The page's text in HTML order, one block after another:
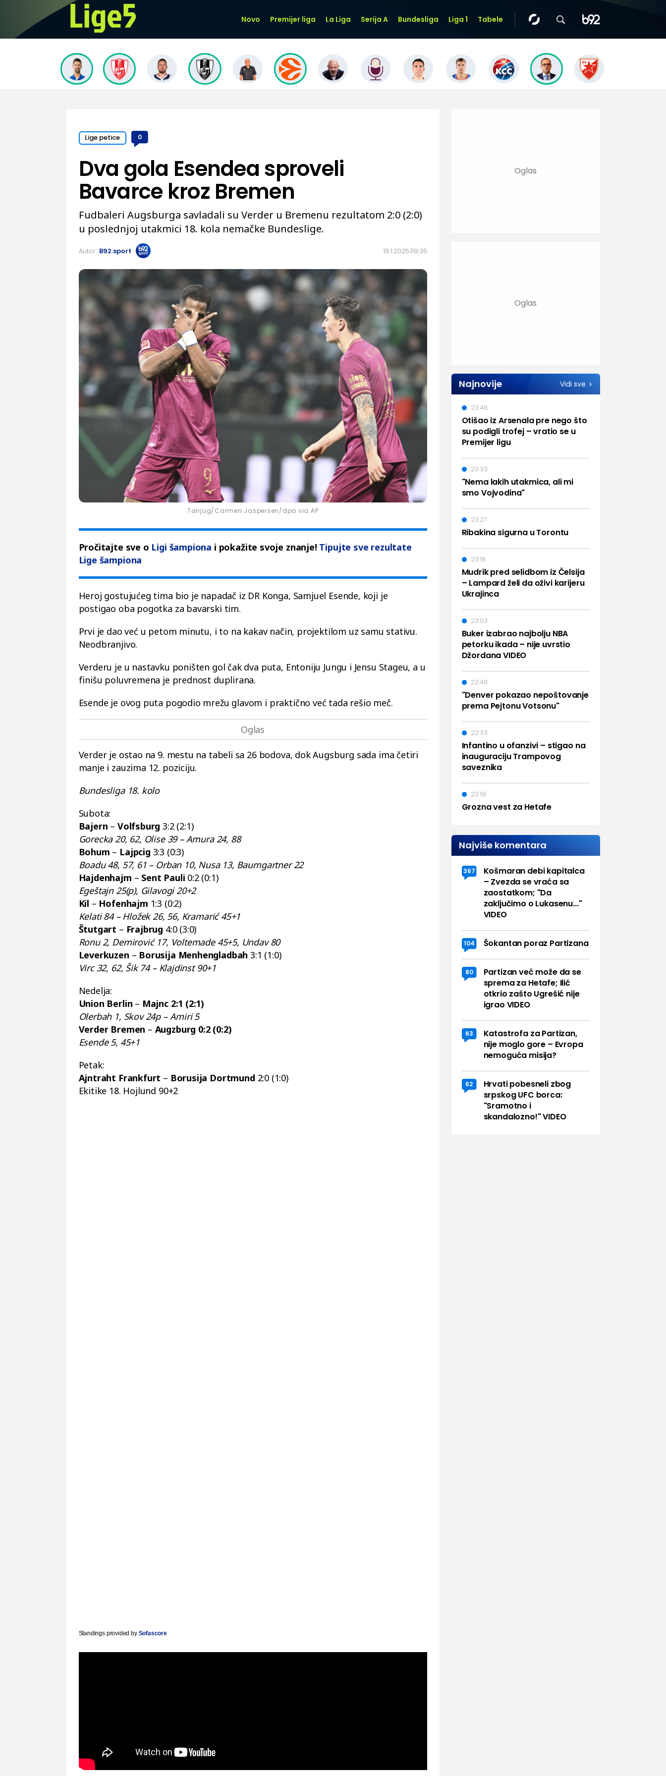
Novo Premijer liga La Liga Serija A Bundesliga Liga 1 Tabele
Lige petice 0
19.1.2025. 19:35
Dva gola Esendea sproveli
Bavarce kroz Bremen
Fudbaleri Augsburga savladali su Verder u Bremenu rezultatom 2:0 (2:0)
u poslednjoj utakmici 18. kola nemačke Bundeslige.
Autor: B92.sport
Tanjug/Carmen Jaspersen/dpa via AP
Pročitajte sve o Ligi šampiona i pokažite svoje znanje! Tipujte sve rezultate
Lige šampiona
Heroj gostujućeg tima bio je napadač iz DR Konga, Samjuel Esende, koji je
postigao oba pogotka za bavarski tim.
Prvi je dao već u petom minutu, i to na kakav način, projektilom uz samu stativu.
Neodbranjivo.
Verderu je u nastavku poništen gol čak dva puta, Entoniju Jungu i Jensu Stageu, a u
finišu poluvremena je prednost duplirana.
Esende je ovog puta pogodio mrežu glavom i praktično već tada rešio meč.
Verder je ostao na 9. mestu na tabeli sa 26 bodova, dok Augsburg sada ima četiri
manje i zauzima 12. poziciju.
Bundesliga 18. kolo
Subota:
Bajern – Volfsburg3:2 (2:1)
Gorecka 20, 62, Olise 39 – Amura 24, 88
Bohum – Lajpcig 3:3 (0:3)
Boadu 48, 57, 61 – Orban 10, Nusa 13, Baumgartner 22
Hajdenhajm – Sent Pauli 0:2 (0:1)
Egeštajn 25(p), Gilavogi 20+2
Kil – Hofenhajm 1:3 (0:2)
Kelati 84 – Hložek 26, 56, Kramarić 45+1
Štutgart – Frajbrug 4:0 (3:0)
Ronu 2, Demirović 17, Voltemade 45+5, Undav 80
Leverkuzen – Borusija Menhengladbah 3:1 (1:0)
Virc 32, 62, Šik 74 – Klajdinst 90+1
Nedelja:
Union Berlin – Majnc 2:1 (2:1)
Olerbah 1, Skov 24p – Amiri 5
Verder Bremen – Augzburg 0:2 (0:2)
Esende 5, 45+1
Petak:
Ajntraht Frankfurt – Borusija Dortmund 2:0 (1:0)
Ekitike 18. Hojlund 90+2
Standings provided by Sofascore
Najnovije Vidi sve
Otišao iz Arsenala pre nego što
su podigli trofej – vratio se u
Premijer ligu
23:48
"Nema lakih utakmica, ali mi
smo Vojvodina"
23:33
Ribakina sigurna u Torontu
23:27
Mudrik pred selidbom iz Čelsija
– Lampard želi da oživi karijeru
Ukrajinca
23:18
Buker izabrao najbolju NBA
petorku ikada – nije uvrstio
Džordana VIDEO
23:03
"Denver pokazao nepoštovanje
prema Pejtonu Votsonu"
22:48
Infantino u ofanzivi – stigao na
inauguraciju Trampovog
saveznika
22:33
Grozna vest za Hetafe
22:19
Najviše komentara
367
Košmaran debi kapitalca
– Zvezda se vraća sa
zaostatkom; "Da
zaključimo o Lukasenu..."
VIDEO
104 Šokantan poraz Partizana
80
Partizan već može da se
sprema za Hetafe; Ilić
otkrio zašto Ugrešić nije
igrao VIDEO
63
Katastrofa za Partizan,
nije moglo gore – Evropa
nemoguća misija?
62
Hrvati pobesneli zbog
srpskog UFC borca:
"Sramotno i
skandalozno!" VIDEO